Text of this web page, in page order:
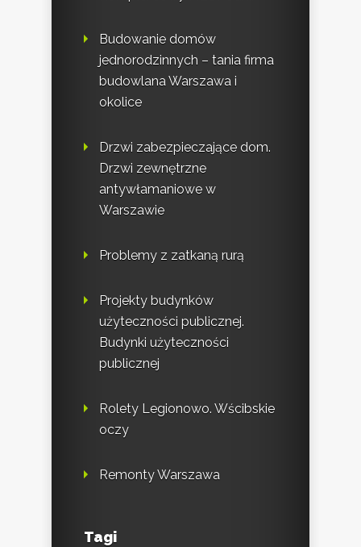
Budowanie domów
jednorodzinnych – tania firma
budowlana Warszawa i
okolice
Drzwi zabezpieczające dom.
Drzwi zewnętrzne
antywłamaniowe w
Warszawie
Problemy z zatkaną rurą
Projekty budynków
użyteczności publicznej.
Budynki użyteczności
publicznej
Rolety Legionowo. Wścibskie
oczy
Remonty Warszawa
Tagi